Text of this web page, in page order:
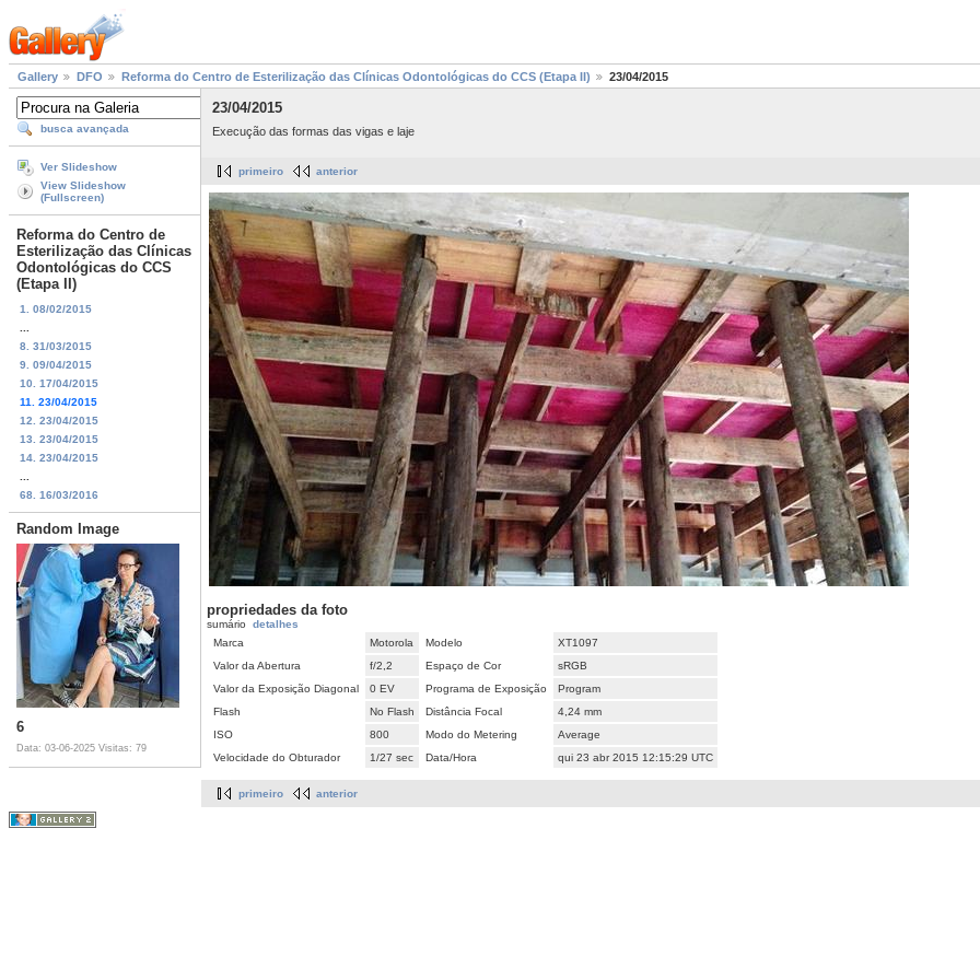
Gallery DFO Reforma do Centro de Esterilização das Clínicas Odontológicas do CCS (Etapa II) 23/04/2015
busca avançada
Ver Slideshow
View Slideshow
(Fullscreen)
Reforma do Centro de
Esterilização das Clínicas
Odontológicas do CCS
(Etapa II)
1. 08/02/2015
8. 31/03/2015
9. 09/04/2015
10. 17/04/2015
11. 23/04/2015
12. 23/04/2015
13. 23/04/2015
14. 23/04/2015
68. 16/03/2016
Random Image
6
Data: 03-06-2025 Visitas: 79
23/04/2015
Execução das formas das vigas e laje
primeiro anterior
propriedades da foto
sumário detalhes
Marca
Motorola Modelo
XT1097
Valor da Abertura
f/2,2 Espaço de Cor
sRGB
Valor da Exposição Diagonal
0 EV Programa de Exposição
Program
Flash
No Flash Distância Focal
4,24 mm
ISO
800 Modo do Metering
Average
Velocidade do Obturador
1/27 sec Data/Hora qui 23 abr 2015 12:15:29 UTC
primeiro anterior